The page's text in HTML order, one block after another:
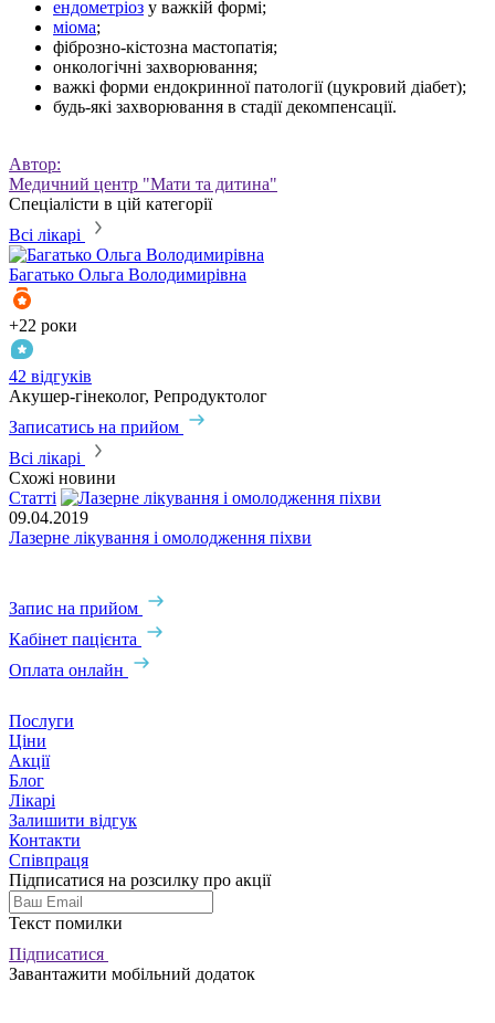
ендометріоз у важкій формі;
міома;
фіброзно-кістозна мастопатія;
онкологічні захворювання;
важкі форми ендокринної патології (цукровий діабет);
будь-які захворювання в стадії декомпенсації.
Автор:
Медичний центр "Мати та дитина"
Спеціалісти в цій категорії
Всі лікарі
Багатько Ольга Володимирівна
+22 роки
42 відгуків
Акушер-гінеколог, Репродуктолог
Записатись на прийом
Всі лікарі
Схожі новини
Статті
09.04.2019
Лазерне лікування і омолодження піхви
Запис на прийом
Кабінет пацієнта
Оплата онлайн
Послуги
Ціни
Акції
Блог
Лікарі
Залишити відгук
Контакти
Співпраця
Підписатися на розсилку про акції
Текст помилки
Підписатися
Завантажити мобільний додаток